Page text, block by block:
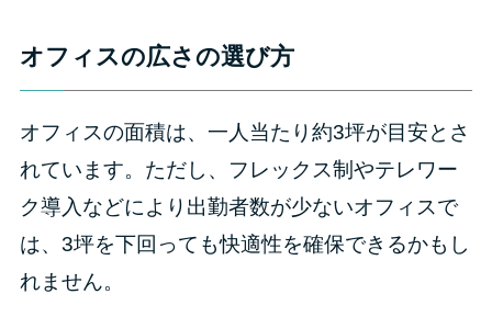
オフィスの広さの選び方
オフィスの面積は、一人当たり約3坪が目安とさ
れています。ただし、フレックス制やテレワー
ク導入などにより出勤者数が少ないオフィスで
は、3坪を下回っても快適性を確保できるかもし
れません。